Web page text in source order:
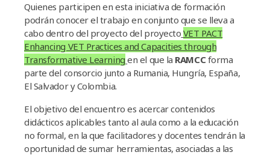
Quienes participen en esta iniciativa de formación
podrán conocer el trabajo en conjunto que se lleva a
cabo dentro del proyecto del proyecto VET PACT
Enhancing VET Practices and Capacities through
Transformative Learning en el que la RAMCCforma
parte del consorcio junto a Rumania, Hungría, España,
El Salvador y Colombia.
El objetivo del encuentro es acercar contenidos
didácticos aplicables tanto al aula como a la educación
no formal, en la que facilitadores y docentes tendrán la
oportunidad de sumar herramientas, asociadas a las